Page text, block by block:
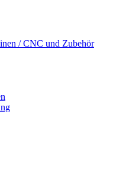
/ CNC und Zubehör